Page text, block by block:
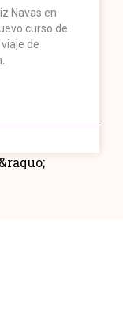
Navas en
curso de
de